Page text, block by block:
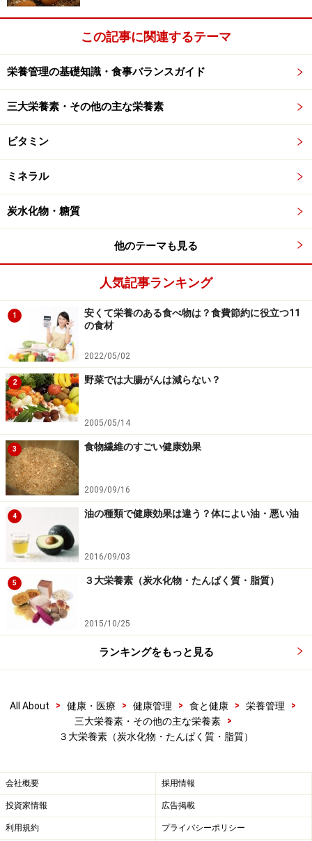
ダイエットをする人は、カロリーばかりを意識して、肉
や乳製品などたんぱく質が豊富な食品を控える傾向があ
るので、不足しないように注意が必要です。一方、脂身
の多い肉、加工肉、揚げた肉などは、カロリー、塩分、
を与えるので注意が必要です。
・適量食べよう：魚、脂身の少ない肉、卵、乳製品、
豆・豆製品
・控えめに：脂身の多い肉、肉や魚を揚げたもの、ハム
やベーコンなどの加工食品
※記事内容は執筆時点のものです。最新の内容をご確認くださ
※当サイトにおける医師・医療従事者等による情報の提供は、診
断・治療行為ではありません。診断・治療を必要とする方は、適
切な医療機関での受診をおすすめいたします。記事内容は執筆者
個人の見解によるものであり、全ての方への有効性を保証するも
のではありません。当サイトで提供する情報に基づいて被ったい
かなる損害についても、当社、各ガイド、その他当社と契約した
情報提供者は一切の責任を負いかねます。
免責事項
1/ 2
この記事に関連するテーマ
栄養管理の基礎知識・食事バランスガイド
三大栄養素・その他の主な栄養素
ビタミン
ミネラル
炭水化物・糖質
他のテーマも見る
人気記事ランキング
1
安くて栄養のある食べ物は？食費節約に役立つ11
の食材
2022/05/02
2 野菜では大腸がんは減らない？
2005/05/14
3 食物繊維のすごい健康効果
2009/09/16
4 油の種類で健康効果は違う？体によい油・悪い油
2016/09/03
5 ３大栄養素（炭水化物・たんぱく質・脂質）
2015/10/25
ランキングをもっと見る
All About > 健康・医療 > 健康管理 > 食と健康 > 栄養管理
>
三大栄養素・その他の主な栄養素
>
３大栄養素（炭水化物・たんぱく質・脂質）
会社概要 採用情報
投資家情報 広告掲載
利用規約 プライバシーポリシー